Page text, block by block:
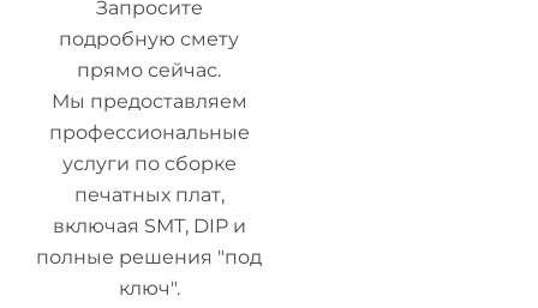
Запросите
подробную смету
прямо сейчас.
Мы предоставляем
профессиональные
услуги по сборке
печатных плат,
включая SMT, DIP и
полные решения "под
ключ".